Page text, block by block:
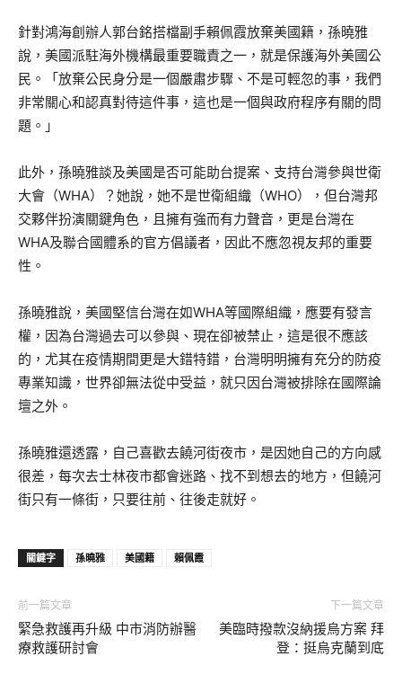
針對鴻海創辦人郭台銘搭檔副手賴佩霞放棄美國籍，孫曉雅
說，美國派駐海外機構最重要職責之一，就是保護海外美國公
民。「放棄公民身分是一個嚴肅步驟、不是可輕忽的事，我們
非常關心和認真對待這件事，這也是一個與政府程序有關的問
題。」
此外，孫曉雅談及美國是否可能助台提案、支持台灣參與世衛
大會（WHA）？她說，她不是世衛組織（WHO），但台灣邦
交夥伴扮演關鍵角色，且擁有強而有力聲音，更是台灣在
WHA及聯合國體系的官方倡議者，因此不應忽視友邦的重要
性。
孫曉雅說，美國堅信台灣在如WHA等國際組織，應要有發言
權，因為台灣過去可以參與、現在卻被禁止，這是很不應該
的，尤其在疫情期間更是大錯特錯，台灣明明擁有充分的防疫
專業知識，世界卻無法從中受益，就只因台灣被排除在國際論
壇之外。
孫曉雅還透露，自己喜歡去饒河街夜市，是因她自己的方向感
很差，每次去士林夜市都會迷路、找不到想去的地方，但饒河
街只有一條街，只要往前、往後走就好。
關鍵字 孫曉雅 美國籍 賴佩霞
前一篇文章
緊急救護再升級 中市消防辦醫
療救護研討會
下一篇文章
美臨時撥款沒納援烏方案 拜
登：挺烏克蘭到底